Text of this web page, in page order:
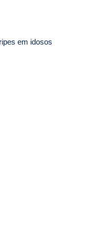
em idosos